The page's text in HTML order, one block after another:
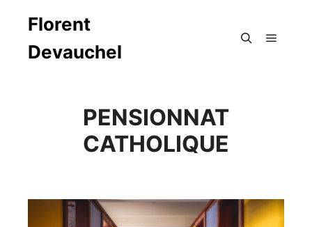
Florent
Devauchel
PENSIONNAT
CATHOLIQUE